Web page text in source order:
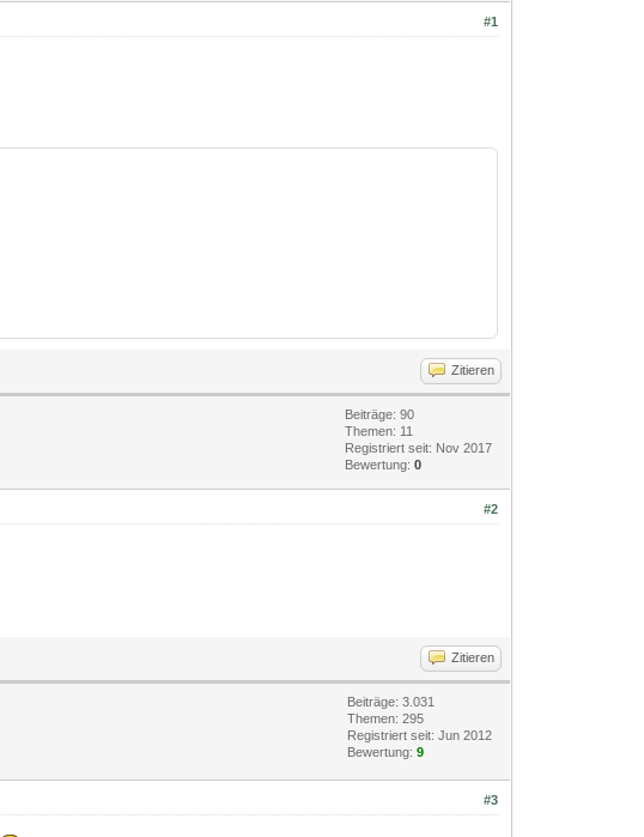
#1
Zitieren
Beiträge: 90
Themen: 11
Registriert seit: Nov 2017
Bewertung:0
#2
Zitieren
Beiträge: 3.031
Themen: 295
Registriert seit: Jun 2012
Bewertung:9
#3